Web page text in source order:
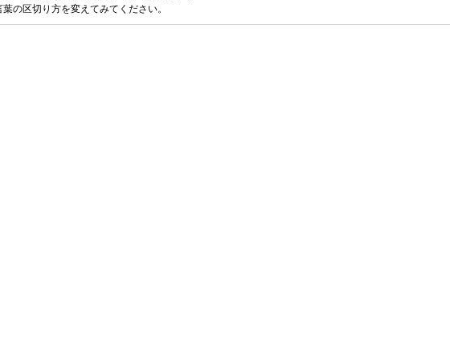
葉の区切り方を変えてみてください。